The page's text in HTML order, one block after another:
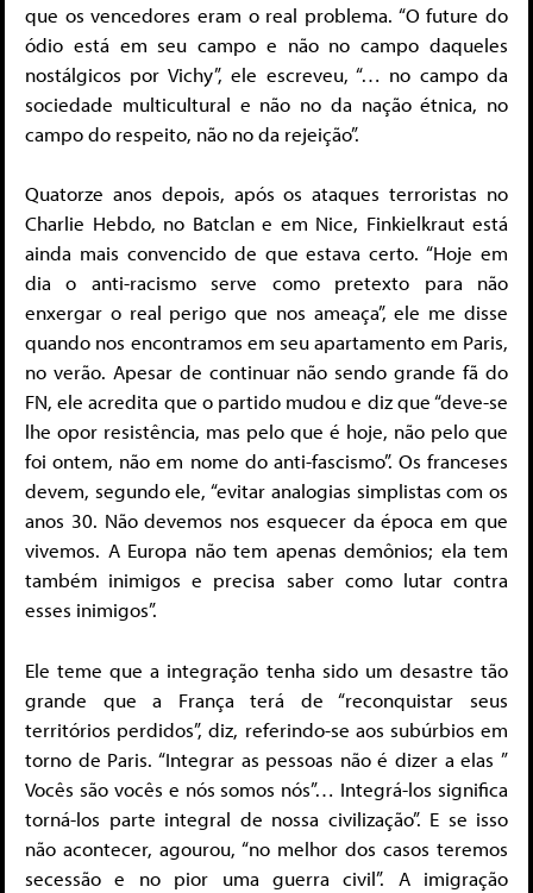
que os vencedores eram o real problema. “O future do
ódio está em seu campo e não no campo daqueles
nostálgicos por Vichy”, ele escreveu, “… no campo da
sociedade multicultural e não no da nação étnica, no
campo do respeito, não no da rejeição”.
Quatorze anos depois, após os ataques terroristas no
Charlie Hebdo, no Batclan e em Nice, Finkielkraut está
ainda mais convencido de que estava certo. “Hoje em
dia o anti-racismo serve como pretexto para não
enxergar o real perigo que nos ameaça”, ele me disse
quando nos encontramos em seu apartamento em Paris,
no verão. Apesar de continuar não sendo grande fã do
FN, ele acredita que o partido mudou e diz que “deve-se
lhe opor resistência, mas pelo que é hoje, não pelo que
foi ontem, não em nome do anti-fascismo”. Os franceses
devem, segundo ele, “evitar analogias simplistas com os
anos 30. Não devemos nos esquecer da época em que
vivemos. A Europa não tem apenas demônios; ela tem
também inimigos e precisa saber como lutar contra
esses inimigos”.
Ele teme que a integração tenha sido um desastre tão
grande que a França terá de “reconquistar seus
territórios perdidos”, diz, referindo-se aos subúrbios em
torno de Paris. “Integrar as pessoas não é dizer a elas ”
Vocês são vocês e nós somos nós”… Integrá-los significa
torná-los parte integral de nossa civilização”. E se isso
não acontecer, agourou, “no melhor dos casos teremos
secessão e no pior uma guerra civil”. A imigração